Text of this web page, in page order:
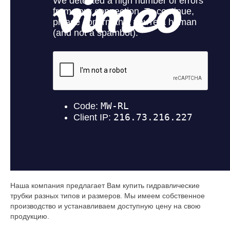
Наша компания предлагает Вам купить гидравлические
трубки разных типов и размеров. Мы имеем собственное
производство и устанавливаем доступную цену на свою
продукцию.